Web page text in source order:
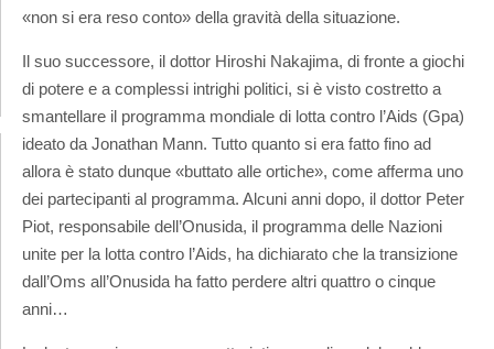
«non si era reso conto» della gravità della situazione.
Il suo successore, il dottor Hiroshi Nakajima, di fronte a giochi
di potere e a complessi intrighi politici, si è visto costretto a
smantellare il programma mondiale di lotta contro l’Aids (Gpa)
ideato da Jonathan Mann. Tutto quanto si era fatto fino ad
allora è stato dunque «buttato alle ortiche», come afferma uno
dei partecipanti al programma. Alcuni anni dopo, il dottor Peter
Piot, responsabile dell’Onusida, il programma delle Nazioni
unite per la lotta contro l’Aids, ha dichiarato che la transizione
dall’Oms all’Onusida ha fatto perdere altri quattro o cinque
anni…